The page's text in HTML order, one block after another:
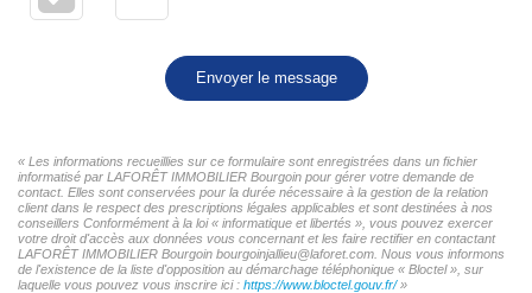
Envoyer le message
« Les informations recueillies sur ce formulaire sont enregistrées dans un fichier
informatisé par LAFORÊT IMMOBILIER Bourgoin pour gérer votre demande de
contact. Elles sont conservées pour la durée nécessaire à la gestion de la relation
client dans le respect des prescriptions légales applicables et sont destinées à nos
conseillers Conformément à la loi « informatique et libertés », vous pouvez exercer
votre droit d'accès aux données vous concernant et les faire rectifier en contactant
LAFORÊT IMMOBILIER Bourgoin bourgoinjallieu@laforet.com. Nous vous informons
de l'existence de la liste d'opposition au démarchage téléphonique « Bloctel », sur
laquelle vous pouvez vous inscrire ici : https://www.bloctel.gouv.fr/»